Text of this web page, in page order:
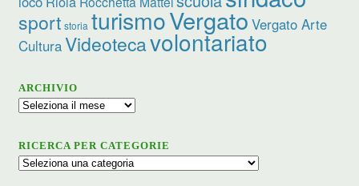
sport storia turismoVergato Vergato Arte
CulturaVideotecavolontariato
ARCHIVIO
Archivio
RICERCA PER CATEGORIE
Ricerca